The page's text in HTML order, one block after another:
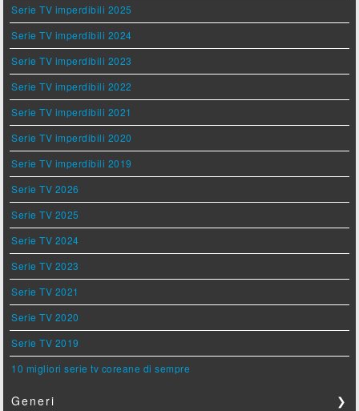
Serie TV imperdibili 2025
Serie TV imperdibili 2024
Serie TV imperdibili 2023
Serie TV imperdibili 2022
Serie TV imperdibili 2021
Serie TV imperdibili 2020
Serie TV imperdibili 2019
Serie TV 2026
Serie TV 2025
Serie TV 2024
Serie TV 2023
Serie TV 2021
Serie TV 2020
Serie TV 2019
10 migliori serie tv coreane di sempre
Generi ❯